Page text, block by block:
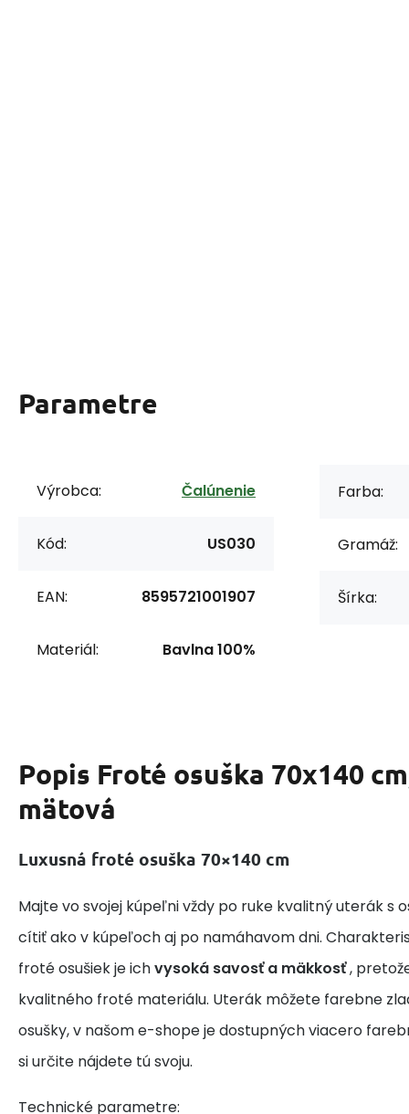
Parametre
Výrobca: Čalúnenie
Kód: US030
EAN: 8595721001907
Materiál: Bavlna 100%
Farba:
Gramáž:
Šírka:
Popis Froté osuška 70x140
mätová
Luxusná froté osuška 70×140 cm
Majte vo svojej kúpeľni vždy po ruke kvalitný uterák s
cítiť ako v kúpeľoch aj po namáhavom dni.
froté osušiek je ichvysoká savosť a mäkkosť,
kvalitného froté materiálu. Uterák môžete farebne
osušky, v našom e-shope je dostupných viacero
si určite nájdete tú svoju.
Technické parametre: